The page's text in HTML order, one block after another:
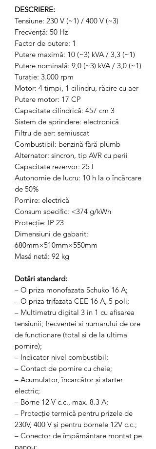
DESCRIERE:
Tensiune: 230 V (~1) / 400 V (~3)
Frecvenţă: 50 Hz
Factor de putere: 1
Putere maximă: 10 (~3) kVA / 3,3 (~1)
Putere nominală: 9,0 (~3) kVA / 3,0 (~1)
Turaţie: 3.000 rpm
Motor: 4 timpi, 1 cilindru, răcire cu aer
Putere motor: 17 CP
Capacitate cilindrică: 457 cm 3
Sistem de aprindere: electronică
Filtru de aer: semiuscat
Combustibil: benzină fără plumb
Alternator: sincron, tip AVR cu perii
Capacitate rezervor: 25 l
Autonomie de lucru: 10 h la o încărcare
de 50%
Pornire: electrică
Consum specific: <374 g/kWh
Protecţie: IP 23
Dimensiuni de gabarit:
680mm×510mm×550mm
Masă netă: 92 kg
Dotări standard:
– O priza monofazata Schuko 16 A;
– O priza trifazata CEE 16 A, 5 poli;
– Multimetru digital 3 in 1 cu afisarea
tensiunii, frecventei si numarului de ore
de functionare (total si de la ultima
pornire);
– Indicator nivel combustibil;
– Contact de pornire cu cheie;
– Acumulator, încarcător şi starter
electric;
– Borne 12 V c.c., max. 8.3 A;
– Protecţie termică pentru prizele de
230V, 400 V şi pentru bornele 12V c.c.;
– Conector de împământare montat pe
panou;